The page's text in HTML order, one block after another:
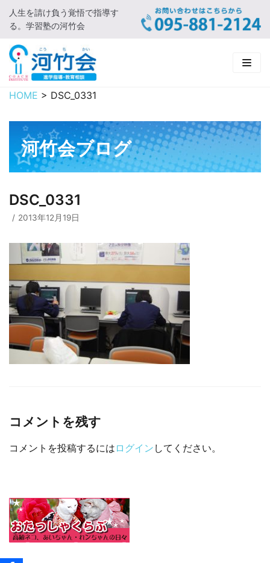
コ
ン
テ
ン
ツ
に
キ
プ
人生を請け負う覚悟で指導す
る。学習塾の河竹会
HOME
新着情報
□ お知らせ
河竹会について
□ 河竹会について
□ よくあるご質問
□ 小学部
□ 高校部
□ 有料体験指導
実 績
□ 2019年合格体験記
HOME > DSC_0331
河竹会ブログ
DSC_0331
2013年12月19日
コメントを残す
コメントを投稿するには ログイン してください。